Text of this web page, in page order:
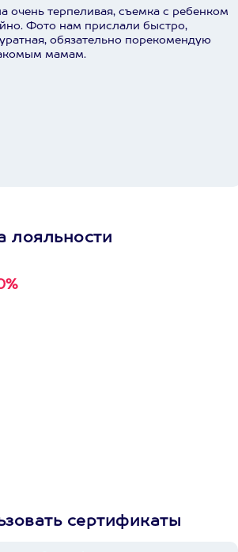
очень терпеливая, съемка с ребенком
Фото нам прислали быстро,
обязательно порекомендую
мамам.
лояльности
сертификаты